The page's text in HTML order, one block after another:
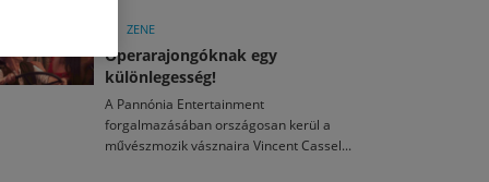
nézők 10 kedvenc filmje 2026 első félévében
án hozzánk is megérkezik a Rocktábor
a jubileumi Művészetek Völgye – még öt
kulturális ünnep
Fesztivál 2026
egy mese: 30 napos mesekihívást indít a Libri
2026. MÁJ. 11.
László kapta az Artisjus Irodalmi Nagydíjat
ZENE
Operarajongóknak egy
különlegesség!
A Pannónia Entertainment
forgalmazásában országosan kerül a
művészmozik vásznaira Vincent Cassel...